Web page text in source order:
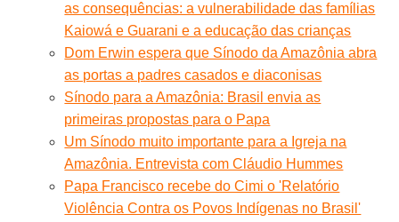
as consequências: a vulnerabilidade das famílias
Kaiowá e Guarani e a educação das crianças
Dom Erwin espera que Sínodo da Amazônia abra
as portas a padres casados e diaconisas
Sínodo para a Amazônia: Brasil envia as
primeiras propostas para o Papa
Um Sínodo muito importante para a Igreja na
Amazônia. Entrevista com Cláudio Hummes
Papa Francisco recebe do Cimi o 'Relatório
Violência Contra os Povos Indígenas no Brasil'